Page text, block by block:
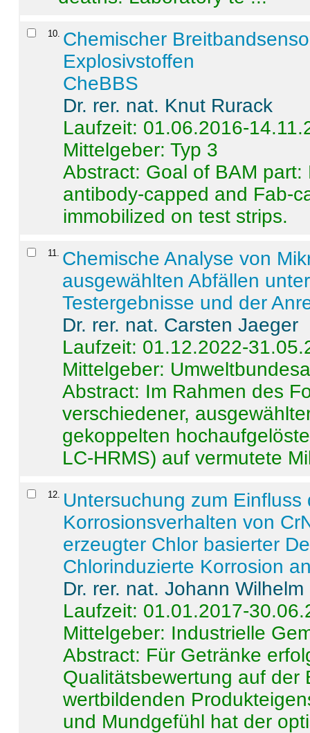
10 Chemischer
Explosivstoffen
CheBBS
Dr. rer. nat. Knut Rurack
Laufzeit: 01.06.2016-
Mittelgeber: Typ 3
Abstract: Goal of BAM
antibody-capped and Fab-
immobilized on test strips.
11
Chemische Analyse von
ausgewählten Abfällen
Testergebnisse und der
Dr. rer. nat. Carsten Jaeger
Laufzeit: 01.12.2022-
Mittelgeber:
Abstract: Im Rahmen des
verschiedener,
gekoppelten
LC-HRMS) auf vermutete
12
Untersuchung zum
Korrosionsverhalten von
erzeugter Chlor basierter
Chlorinduzierte Korrosion
Dr. rer. nat. Johann
Laufzeit: 01.01.2017-
Mittelgeber: Industrielle
Abstract: Für Getränke
Qualitätsbewertung auf der
wertbildenden
und Mundgefühl hat der